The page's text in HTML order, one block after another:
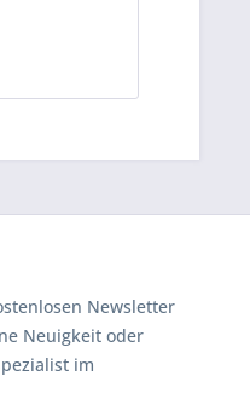
Newsletter
Neuigkeit oder
im